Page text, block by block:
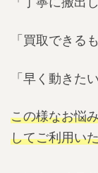
「買取できる
「早く動きたい
この様なお悩
してご利用い